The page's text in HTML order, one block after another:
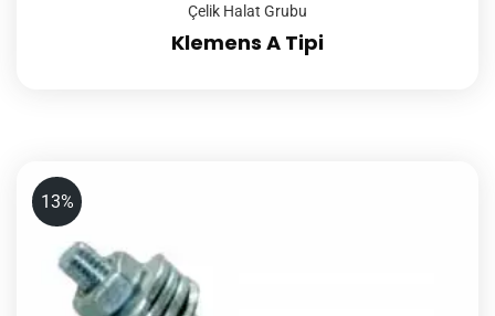
Çelik Halat Grubu
Klemens A Tipi
13%